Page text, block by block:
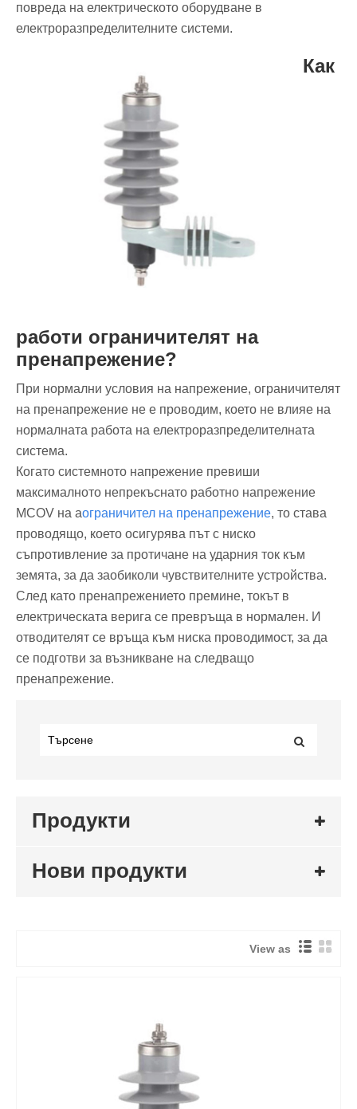
повреда на електрическото оборудване в
електроразпределителните системи.
Как
работи ограничителят на
пренапрежение?
При нормални условия на напрежение, ограничителят
на пренапрежение не е проводим, което не влияе на
нормалната работа на електроразпределителната
система.
Когато системното напрежение превиши
максималното непрекъснато работно напрежение
MCOV на aограничител на пренапрежение, то става
проводящо, което осигурява път с ниско
съпротивление за протичане на ударния ток към
земята, за да заобиколи чувствителните устройства.
След като пренапрежението премине, токът в
електрическата верига се превръща в нормален. И
отводителят се връща към ниска проводимост, за да
се подготви за възникване на следващо
пренапрежение.
Продукти
Нови продукти
View as